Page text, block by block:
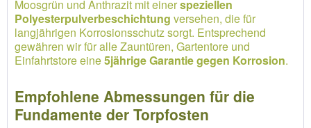
Moosgrün und Anthrazit mit einerspeziellen
Polyesterpulverbeschichtung versehen, die für
langjährigen Korrosionsschutz sorgt. Entsprechend
gewähren wir für alle Zauntüren, Gartentore und
Einfahrtstore eine5jährige Garantie gegen Korrosion.
Empfohlene Abmessungen für die
Fundamente der Torpfosten